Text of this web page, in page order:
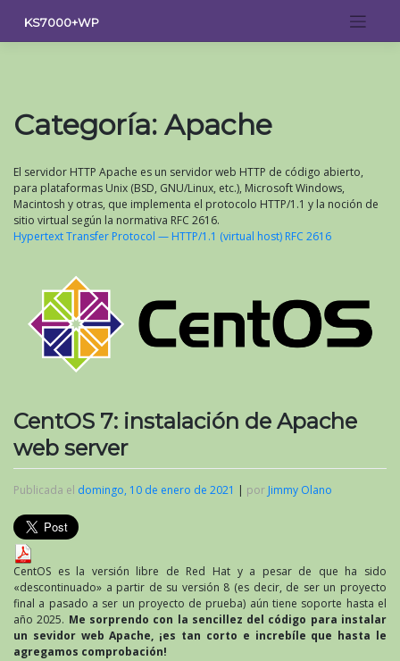
contenido
KS7000+WP
Categoría: Apache
El servidor HTTP Apache es un servidor web HTTP de código abierto,
para plataformas Unix (BSD, GNU/Linux, etc.), Microsoft Windows,
Macintosh y otras, que implementa el protocolo HTTP/1.1 y la noción de
sitio virtual según la normativa RFC 2616.
Hypertext Transfer Protocol — HTTP/1.1 (virtual host) RFC 2616
CentOS 7: instalación de Apache
web server
Publicada el domingo, 10 de enero de 2021 | por Jimmy Olano
CentOS es la versión libre de Red Hat y a pesar de que ha sido
«descontinuado» a partir de su versión 8 (es decir, de ser un proyecto
final a pasado a ser un proyecto de prueba) aún tiene soporte hasta el
año 2025. Me sorprendo con la sencillez del código para instalar
un sevidor web Apache, ¡es tan corto e increbíle que hasta le
agregamos comprobación!